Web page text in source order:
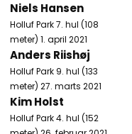
Niels Hansen
Holluf Park 7. hul (108
meter) 1. april 2021
Anders Riishøj
Holluf Park 9. hul (133
meter) 27. marts 2021
Kim Holst
Holluf Park 4. hul (152